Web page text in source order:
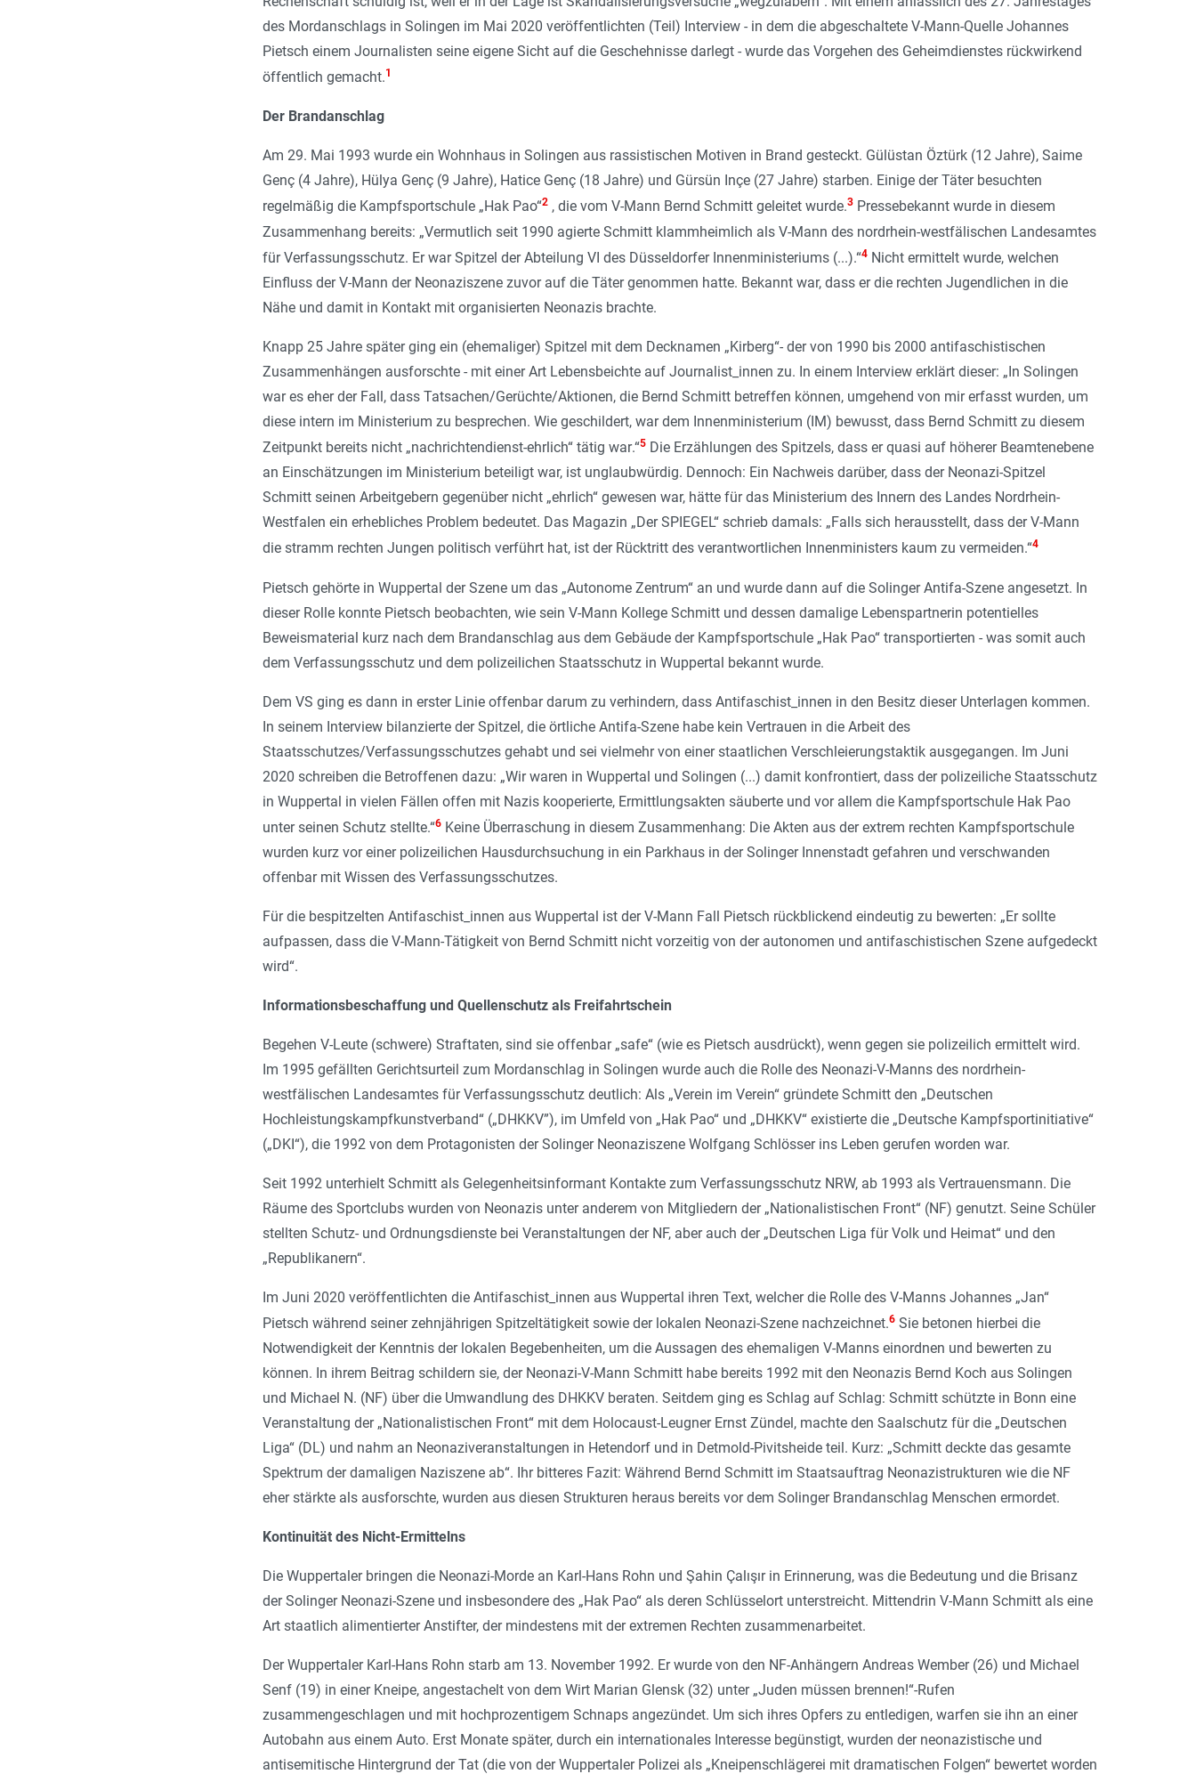
des Mordanschlags in Solingen im Mai 2020 veröffentlichten (Teil) Interview - in dem die abgeschaltete V-Mann-Quelle Johannes
Pietsch einem Journalisten seine eigene Sicht auf die Geschehnisse darlegt - wurde das Vorgehen des Geheimdienstes rückwirkend
öffentlich gemacht.1
Der Brandanschlag
Am 29. Mai 1993 wurde ein Wohnhaus in Solingen aus rassistischen Motiven in Brand gesteckt. Gülüstan Öztürk (12 Jahre), Saime
Genç (4 Jahre), Hülya Genç (9 Jahre), Hatice Genç (18 Jahre) und Gürsün Inçe (27 Jahre) starben. Einige der Täter besuchten
regelmäßig die Kampfsportschule „Hak Pao“2 , die vom V-Mann Bernd Schmitt geleitet wurde.3 Pressebekannt wurde in diesem
Zusammenhang bereits: „Vermutlich seit 1990 agierte Schmitt klammheimlich als V-Mann des nordrhein-westfälischen Landesamtes
für Verfassungsschutz. Er war Spitzel der Abteilung VI des Düsseldorfer Innenministeriums (...).“4 Nicht ermittelt wurde, welchen
Einfluss der V-Mann der Neonaziszene zuvor auf die Täter genommen hatte. Bekannt war, dass er die rechten Jugendlichen in die
Nähe und damit in Kontakt mit organisierten Neonazis brachte.
Knapp 25 Jahre später ging ein (ehemaliger) Spitzel mit dem Decknamen „Kirberg“- der von 1990 bis 2000 antifaschistischen
Zusammenhängen ausforschte - mit einer Art Lebensbeichte auf Journalist_innen zu. In einem Interview erklärt dieser: „In Solingen
war es eher der Fall, dass Tatsachen/Gerüchte/Aktionen, die Bernd Schmitt betreffen können, umgehend von mir erfasst wurden, um
diese intern im Ministerium zu besprechen. Wie geschildert, war dem Innenministerium (IM) bewusst, dass Bernd Schmitt zu diesem
Zeitpunkt bereits nicht „nachrichtendienst-ehrlich“ tätig war.“5 Die Erzählungen des Spitzels, dass er quasi auf höherer Beamtenebene
an Einschätzungen im Ministerium beteiligt war, ist unglaubwürdig. Dennoch: Ein Nachweis darüber, dass der Neonazi-Spitzel
Schmitt seinen Arbeitgebern gegenüber nicht „ehrlich“ gewesen war, hätte für das Ministerium des Innern des Landes Nordrhein­-
Westfalen ein erhebliches Problem bedeutet. Das Magazin „Der SPIEGEL“ schrieb damals: „Falls sich herausstellt, dass der V-Mann
die stramm rechten Jungen politisch verführt hat, ist der Rücktritt des verantwortlichen Innenministers kaum zu vermeiden.“4
Pietsch gehörte in Wuppertal der Szene um das „Autonome Zentrum“ an und wurde dann auf die Solinger Antifa-Szene angesetzt. In
dieser Rolle konnte Pietsch beobachten, wie sein V-Mann Kollege Schmitt und dessen damalige Lebenspartnerin poten­tielles
Beweismaterial kurz nach dem Brandanschlag aus dem Gebäude der Kampfsportschule „Hak Pao“ transportierten - was somit auch
dem Verfassungsschutz und dem polizeilichen Staatsschutz in Wuppertal bekannt wurde.
Dem VS ging es dann in erster Linie offenbar darum zu verhindern, dass Antifaschist_innen in den Besitz dieser Unterlagen kommen.
In seinem Interview bilanzierte der Spitzel, die örtliche Antifa-Szene habe kein Vertrauen in die Arbeit des
Staatsschutzes/Verfassungsschutzes gehabt und sei vielmehr von einer staatlichen Verschleierungstaktik ausgegangen. Im Juni
2020 schreiben die Betroffenen dazu: „Wir waren in Wuppertal und Solingen (...) damit konfrontiert, dass der polizeiliche Staatsschutz
in Wuppertal in vielen Fällen offen mit Nazis kooperierte, Ermittlungsakten säuberte und vor allem die Kampfsportschule Hak Pao
unter seinen Schutz stellte.“6 Keine Überraschung in diesem Zusammenhang: Die Akten aus der extrem rechten Kampf­sportschule
wurden kurz vor einer polizeilichen Hausdurchsuchung in ein Parkhaus in der Solinger Innenstadt gefahren und verschwanden
offenbar mit Wissen des Verfassungsschutzes.
Für die bespitzelten Antifaschist_innen aus Wuppertal ist der V-Mann Fall Pietsch rückblickend eindeutig zu bewerten: „Er sollte
aufpassen, dass die V-Mann-Tätigkeit von Bernd Schmitt nicht vorzeitig von der autonomen und antifaschistischen Szene aufgedeckt
wird“.
Informationsbeschaffung und Quellenschutz als Freifahrtschein
Begehen V-Leute (schwere) Straftaten, sind sie offenbar „safe“ (wie es Pietsch ausdrückt), wenn gegen sie polizeilich ermittelt wird.
Im 1995 gefällten Gerichtsurteil zum Mordanschlag in Solingen wurde auch die Rolle des Neonazi-V-Manns des nordrhein-
westfälischen Landesamtes für Verfassungsschutz deutlich: Als „Verein im Verein“ gründete Schmitt den „Deutschen
Hochleistungskampfkunstverband“ („DHKKV”), im Umfeld von „Hak Pao“ und „DHKKV“ existierte die „Deutsche Kampfsportinitiative“
(„DKI“), die 1992 von dem Protagonisten der Solinger Neonaziszene Wolfgang Schlösser ins Leben gerufen worden war.
Seit 1992 unterhielt Schmitt als Gelegenheitsinformant Kontakte zum Verfassungsschutz NRW, ab 1993 als Vertrauensmann. Die
Räume des Sportclubs wurden von Neonazis unter anderem von Mitgliedern der „Nationalistischen Front“ (NF) genutzt. Seine Schüler
stellten Schutz- und Ordnungsdienste bei Veranstaltungen der NF, aber auch der „Deutschen Liga für Volk und Heimat“ und den
„Republikanern“.
Im Juni 2020 veröffentlichten die Antifaschist_innen aus Wuppertal ihren Text, welcher die Rolle des V-Manns Johannes „Jan“
Pietsch während seiner zehnjährigen Spitzeltätigkeit sowie der lokalen Neonazi-Szene nachzeichnet.6 Sie betonen hierbei die
Notwendigkeit der Kenntnis der lokalen Begebenheiten, um die Aussagen des ehemaligen V-Manns einordnen und bewerten zu
können. In ihrem Beitrag schildern sie, der Neonazi-V-Mann Schmitt habe bereits 1992 mit den Neonazis Bernd Koch aus Solingen
und Michael N. (NF) über die Umwandlung des DHKKV beraten. Seitdem ging es Schlag auf Schlag: Schmitt schützte in Bonn eine
Veranstaltung der „Nationalistischen Front“ mit dem Holocaust-Leugner Ernst Zündel, machte den Saalschutz für die „Deutschen
Liga“ (DL) und nahm an Neonaziveranstaltungen in Hetendorf und in Detmold-Pivits­heide teil. Kurz: „Schmitt deckte das gesamte
Spektrum der damaligen Naziszene ab“. Ihr bitteres Fazit: Während Bernd Schmitt im Staatsauftrag Neonazistrukturen wie die NF
eher stärkte als ausforschte, wurden aus diesen Strukturen heraus bereits vor dem Solinger Brandanschlag Menschen ermordet.
Kontinuität des Nicht-Ermittelns
Die Wuppertaler bringen die Neonazi­-Morde an Karl-Hans Rohn und Şahin Çalışır in Erinnerung, was die Bedeutung und die Brisanz
der Solinger Neonazi-Szene und insbesondere des „Hak Pao“ als deren Schlüsselort unterstreicht. Mittendrin V-Mann Schmitt als eine
Art staatlich alimentierter Anstifter, der mindestens mit der extremen Rechten zusammenarbeitet.
Der Wuppertaler Karl-Hans Rohn starb am 13. November 1992. Er wurde von den NF-Anhängern Andreas Wember (26) und Michael
Senf (19) in einer Kneipe, angestachelt von dem Wirt Marian Glensk (32) unter „Juden müssen brennen!“-Rufen
zusammengeschlagen und mit hochprozentigem Schnaps angezündet. Um sich ihres Opfers zu entledigen, warfen sie ihn an einer
Autobahn aus einem Auto. Erst Monate später, durch ein internationales Interesse begünstigt, wurden der neonazistische und
antisemitische Hintergrund der Tat (die von der Wuppertaler Polizei als „Kneipenschlägerei mit dramatischen Folgen“ bewertet worden